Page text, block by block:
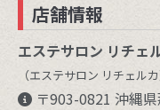
店舗情報
エステサロン リチェ
（エステサロン リチェルカ
〒903-0821 沖縄